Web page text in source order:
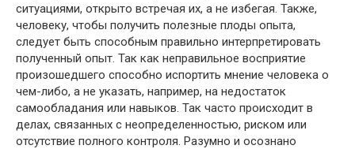
ситуациями, открыто встречая их, а не избегая. Также,
человеку, чтобы получить полезные плоды опыта,
следует быть способным правильно интерпретировать
полученный опыт. Так как неправильное восприятие
произошедшего способно испортить мнение человека о
чем-либо, а не указать, например, на недостаток
самообладания или навыков. Так часто происходит в
делах, связанных с неопределенностью, риском или
отсутствие полного контроля. Разумно и осознано